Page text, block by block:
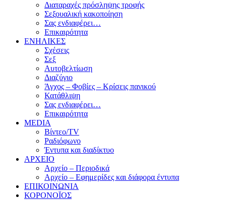
Διαταραχές πρόσληψης τροφής
Σεξουαλική κακοποίηση
Σας ενδιαφέρει…
Επικαιρότητα
ΕΝΗΛΙΚΕΣ
Σχέσεις
Σεξ
Αυτοβελτίωση
Διαζύγιο
Άγχος – Φοβίες – Κρίσεις πανικού
Κατάθλιψη
Σας ενδιαφέρει…
Επικαιρότητα
MEDIA
Βίντεο/TV
Ραδιόφωνο
Έντυπα και διαδίκτυο
ΑΡΧΕΙΟ
Αρχείο – Περιοδικά
Αρχείο – Εφημερίδες και διάφορα έντυπα
ΕΠΙΚΟΙΝΩΝΙΑ
ΚΟΡΟΝΟΪΟΣ